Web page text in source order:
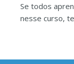
Se todos
nesse curso,